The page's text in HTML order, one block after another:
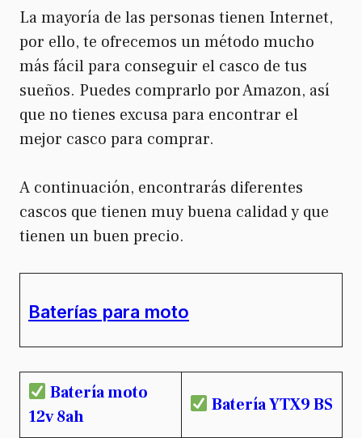
La mayoría de las personas tienen Internet,
por ello, te ofrecemos un método mucho
más fácil para conseguir el casco de tus
sueños. Puedes comprarlo por Amazon, así
que no tienes excusa para encontrar el
mejor casco para comprar.
A continuación, encontrarás diferentes
cascos que tienen muy buena calidad y que
tienen un buen precio.
Baterías para moto
Batería moto
12v 8ah
Batería YTX9 BS